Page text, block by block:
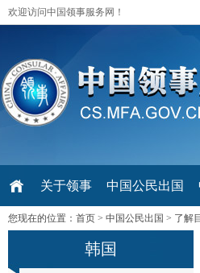
欢迎访问中国领事服务网！
关于领事 中国公民出国
您现在的位置： 首页 > 中国公民出国 > 了解
韩国